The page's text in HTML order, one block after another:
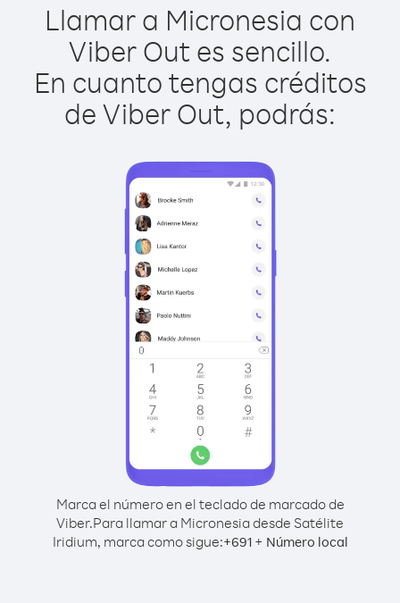
Llamar a Micronesia con
Viber Out es sencillo.
En cuanto tengas créditos
de Viber Out, podrás:
Marca el número en el teclado de marcado de
Viber.Para llamar a Micronesia desde Satélite
Iridium, marca como sigue:+691+ Número local